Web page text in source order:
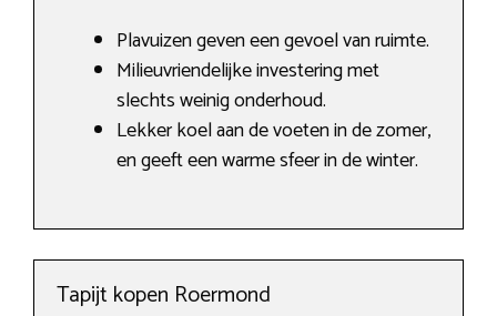
Plavuizen geven een gevoel van ruimte.
Milieuvriendelijke investering met
slechts weinig onderhoud.
Lekker koel aan de voeten in de zomer,
en geeft een warme sfeer in de winter.
Tapijt kopen Roermond